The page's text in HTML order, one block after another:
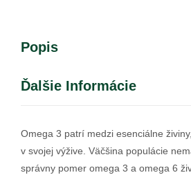
Popis
Ďalšie Informácie
Omega 3 patrí medzi esenciálne
v svojej výžive. Väčšina populácie
správny pomer omega 3 a omega 6